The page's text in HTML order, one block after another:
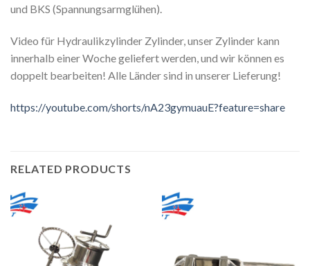
und BKS (Spannungsarmglühen).
Video für Hydraulikzylinder Zylinder, unser Zylinder kann
innerhalb einer Woche geliefert werden, und wir können es
doppelt bearbeiten! Alle Länder sind in unserer Lieferung!
https://youtube.com/shorts/nA23gymuauE?feature=share
RELATED PRODUCTS